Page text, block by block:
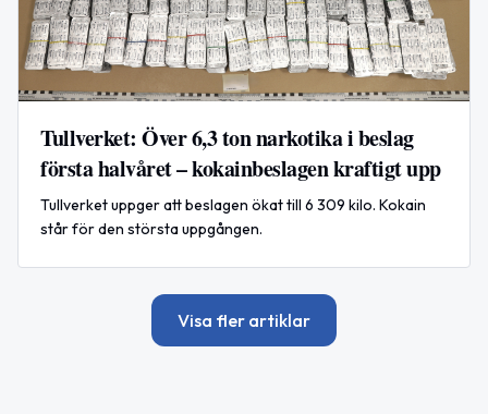
Tullverket: Över 6,3 ton narkotika i beslag
första halvåret – kokainbeslagen kraftigt upp
Tullverket uppger att beslagen ökat till 6 309 kilo. Kokain
står för den största uppgången.
Visa fler artiklar